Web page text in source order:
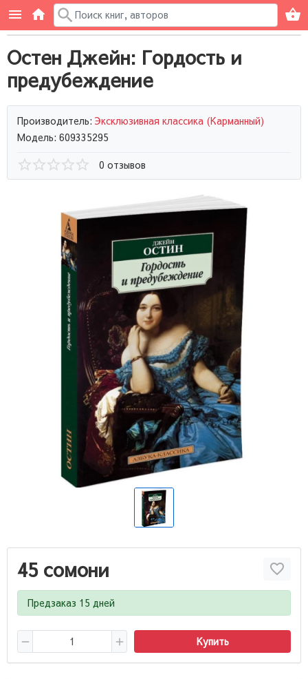
Остен Джейн: Гордость и
предубеждение
Производитель: Эксклюзивная классика (Карманный)
Модель: 609335295
0 отзывов
45 сомони
Предзаказ 15 дней
Купить